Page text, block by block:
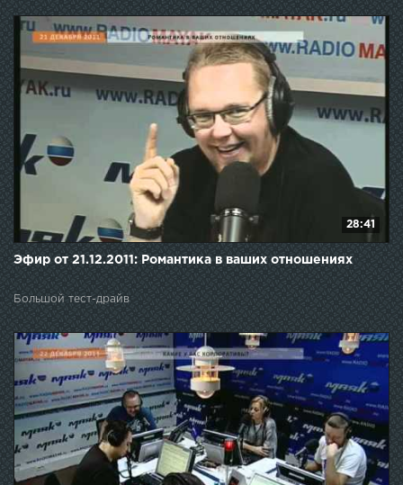
28:41
Эфир от 21.12.2011: Романтика в ваших отношениях
Большой тест-драйв